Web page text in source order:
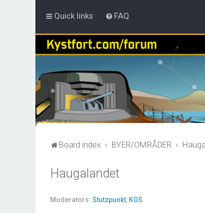
Quick links FAQ
Board index BYER/OMRÅDER
Haugalandet
Moderators: Stutzpunkt, KOS